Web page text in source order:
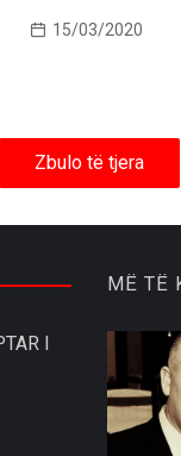
15/03/2020
Zbulo të tjera
I
MË TË